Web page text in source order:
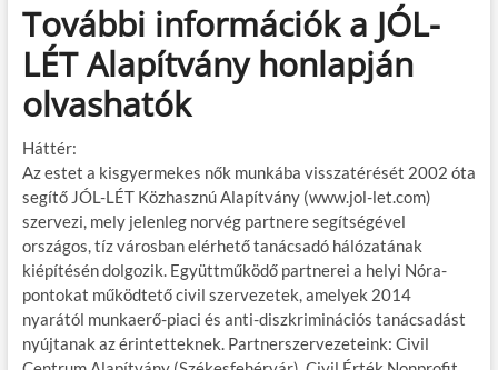
További információk a JÓL-
LÉT Alapítvány honlapján
olvashatók
Háttér:
Az estet a kisgyermekes nők munkába visszatérését 2002 óta
segítő JÓL-LÉT Közhasznú Alapítvány (www.jol-let.com)
szervezi, mely jelenleg norvég partnere segítségével
országos, tíz városban elérhető tanácsadó hálózatának
kiépítésén dolgozik. Együttműködő partnerei a helyi Nóra-
pontokat működtető civil szervezetek, amelyek 2014
nyarától munkaerő-piaci és anti-diszkriminációs tanácsadást
nyújtanak az érintetteknek. Partnerszervezeteink: Civil